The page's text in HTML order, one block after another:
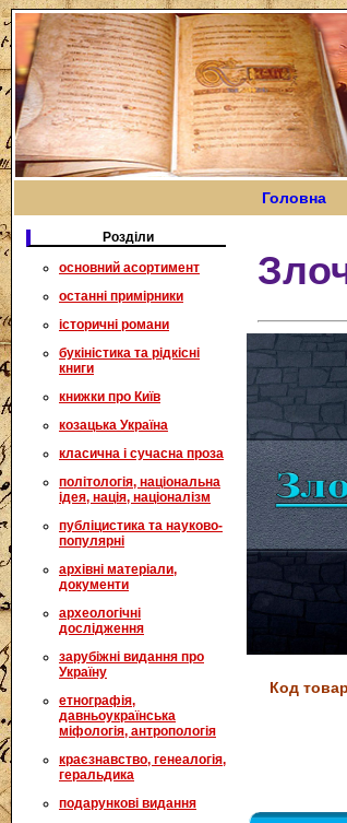
Головна
Розділи
основний асортимент
останні примірники
історичні романи
букіністика та рідкісні
книги
книжки про Київ
козацька Україна
класична і сучасна проза
політологія, національна
ідея, нація, націоналізм
публіцистика та науково-
популярні
архівні матеріали,
документи
археологічні
дослідження
зарубіжні видання про
Україну
етнографія,
давньоукраїнська
міфологія, антропологія
краєзнавство, генеалогія,
геральдика
подарункові видання
Код